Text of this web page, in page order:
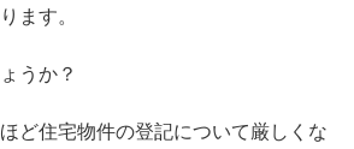
ます。
うか？
ど住宅物件の登記について厳しくな